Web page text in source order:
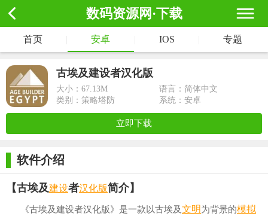
数码资源网·下载
首页 安卓 IOS 专题
古埃及建设者汉化版
大小： 67.13M
语言：简体中文
类别：策略塔防
系统：安卓
立即下载
软件介绍
【古埃及建设者汉化版简介】
《古埃及建设者汉化版》是一款以古埃及文明为背景的模拟